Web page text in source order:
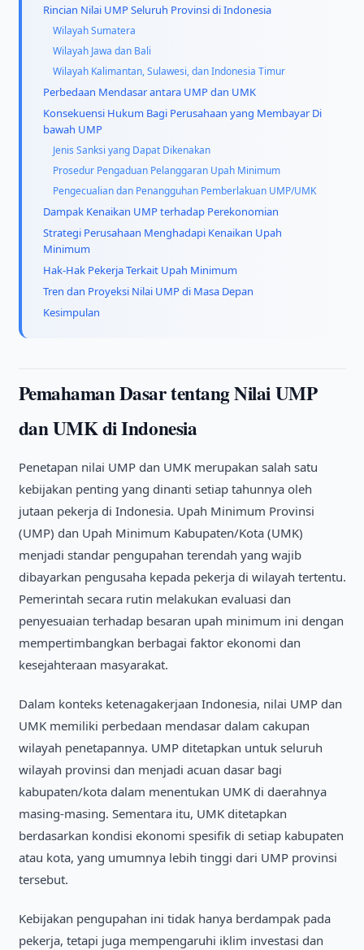
Rincian Nilai UMP Seluruh Provinsi di Indonesia
Wilayah Sumatera
Wilayah Jawa dan Bali
Wilayah Kalimantan, Sulawesi, dan Indonesia Timur
Perbedaan Mendasar antara UMP dan UMK
Konsekuensi Hukum Bagi Perusahaan yang Membayar Di
bawah UMP
Jenis Sanksi yang Dapat Dikenakan
Prosedur Pengaduan Pelanggaran Upah Minimum
Pengecualian dan Penangguhan Pemberlakuan UMP/UMK
Dampak Kenaikan UMP terhadap Perekonomian
Strategi Perusahaan Menghadapi Kenaikan Upah
Minimum
Hak-Hak Pekerja Terkait Upah Minimum
Tren dan Proyeksi Nilai UMP di Masa Depan
Kesimpulan
Pemahaman Dasar tentang Nilai UMP
dan UMK di Indonesia
Penetapan nilai UMP dan UMK merupakan salah satu
kebijakan penting yang dinanti setiap tahunnya oleh
jutaan pekerja di Indonesia. Upah Minimum Provinsi
(UMP) dan Upah Minimum Kabupaten/Kota (UMK)
menjadi standar pengupahan terendah yang wajib
dibayarkan pengusaha kepada pekerja di wilayah tertentu.
Pemerintah secara rutin melakukan evaluasi dan
penyesuaian terhadap besaran upah minimum ini dengan
mempertimbangkan berbagai faktor ekonomi dan
kesejahteraan masyarakat.
Dalam konteks ketenagakerjaan Indonesia, nilai UMP dan
UMK memiliki perbedaan mendasar dalam cakupan
wilayah penetapannya. UMP ditetapkan untuk seluruh
wilayah provinsi dan menjadi acuan dasar bagi
kabupaten/kota dalam menentukan UMK di daerahnya
masing-masing. Sementara itu, UMK ditetapkan
berdasarkan kondisi ekonomi spesifik di setiap kabupaten
atau kota, yang umumnya lebih tinggi dari UMP provinsi
tersebut.
Kebijakan pengupahan ini tidak hanya berdampak pada
pekerja, tetapi juga mempengaruhi iklim investasi dan